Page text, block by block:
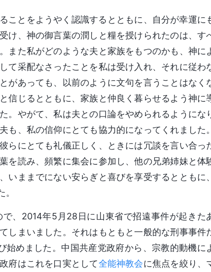
ことをようやく認識するとともに、自分が幸運に
け、神の御言葉の潤しと糧を授けられたのは、す
また私がどのような夫と家族をもつのかも、神に
て采配なさったことを私は受け入れ、それに従わ
があっても、以前のように文句を言うことはなく
信じるとともに、家族と仲良く暮らせるよう神に
。やがて、私は夫との口論をやめられるようにな
も、私の信仰にとても協力的になってくれました。
らにとても礼儀正しく、ときには冗談を言い合っ
を読み、頻繁に集会に参加し、他の兄弟姉妹と体
ままでにない安らぎと喜びを享受するとともに、
、2014年5月28日に山東省で招遠事件が起きた
しまいました。それはもともと一般的な刑事事件
めました。中国共産党政府から、宗教的動機に
府はこれを口実として全能神教会に焦点を絞り、